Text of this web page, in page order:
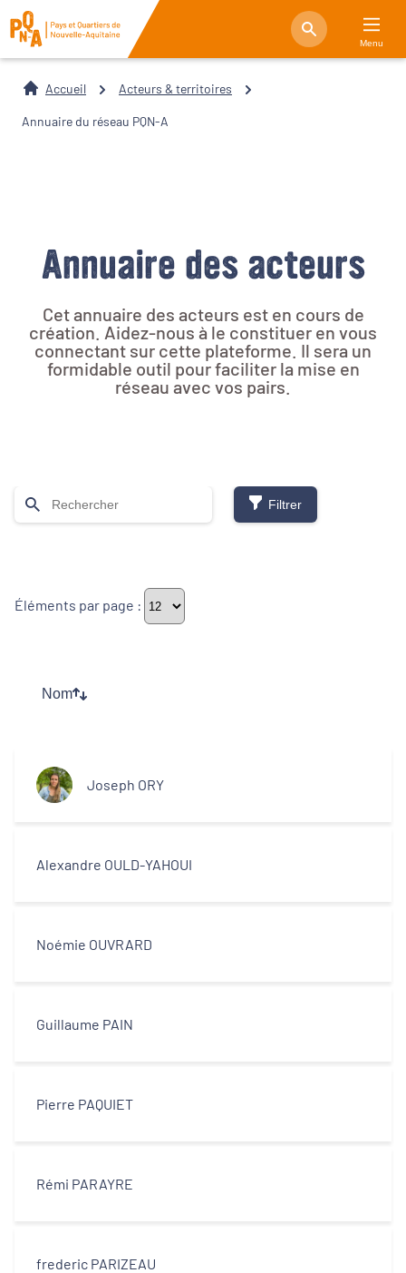
Menu
Accueil Acteurs & territoires
Annuaire du réseau PQN-A
Annuaire des acteurs
Cet annuaire des acteurs est en cours de
création. Aidez-nous à le constituer en vous
connectant sur cette plateforme. Il sera un
formidable outil pour faciliter la mise en
réseau avec vos pairs.
Éléments par page :
Filtrer
Thématiques
Dynamiques territoriales pour l’emploi
Territoires
Equipe technique et ingénierie
Nom
Joseph ORY
Alexandre OULD-YAHOUI
Noémie OUVRARD
Guillaume PAIN
Pierre PAQUIET
Rémi PARAYRE
frederic PARIZEAU